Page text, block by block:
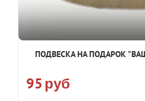
ПОДВЕСКА НА ПОДАРОК
95 руб